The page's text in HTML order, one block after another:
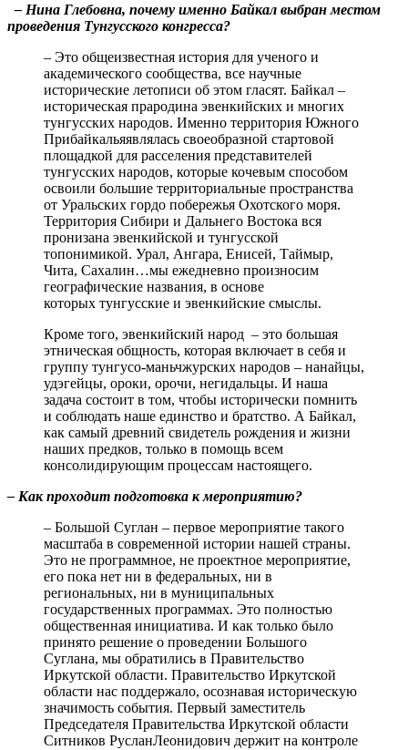
– Нина Глебовна, почему именно Байкал выбран местом
проведения Тунгусского конгресса?
– Это общеизвестная история для ученого и
академического сообщества, все научные
исторические летописи об этом гласят. Байкал –
историческая прародина эвенкийских и многих
тунгусских народов. Именно территория Южного
Прибайкальяявлялась своеобразной стартовой
площадкой для расселения представителей
тунгусских народов, которые кочевым способом
освоили большие территориальные пространства
от Уральских гордо побережья Охотского моря.
Территория Сибири и Дальнего Востока вся
пронизана эвенкийской и тунгусской
топонимикой. Урал, Ангара, Енисей, Таймыр,
Чита, Сахалин…мы ежедневно произносим
географические названия, в основе
которых тунгусские и эвенкийские смыслы.
Кроме того, эвенкийский народ – это большая
этническая общность, которая включает в себя и
группу тунгусо-маньчжурских народов – нанайцы,
удэгейцы, ороки, орочи, негидальцы. И наша
задача состоит в том, чтобы исторически помнить
и соблюдать наше единство и братство. А Байкал,
как самый древний свидетель рождения и жизни
наших предков, только в помощь всем
консолидирующим процессам настоящего.
– Как проходит подготовка к мероприятию?
– Большой Суглан – первое мероприятие такого
масштаба в современной истории нашей страны.
Это не программное, не проектное мероприятие,
его пока нет ни в федеральных, ни в
региональных, ни в муниципальных
государственных программах. Это полностью
общественная инициатива. И как только было
принято решение о проведении Большого
Суглана, мы обратились в Правительство
Иркутской области. Правительство Иркутской
области нас поддержало, осознавая историческую
значимость события. Первый заместитель
Председателя Правительства Иркутской области
Ситников РусланЛеонидович держит на контроле